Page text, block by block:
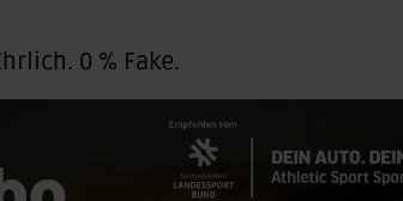
0 % Fake.